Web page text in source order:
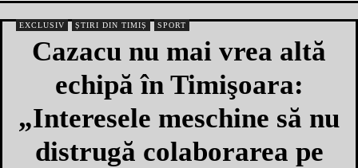
EXCLUSIV ȘTIRI DIN TIMIȘ SPORT
Cazacu nu mai vrea altă
echipă în Timişoara:
„Interesele meschine să nu
distrugă colaborarea pe